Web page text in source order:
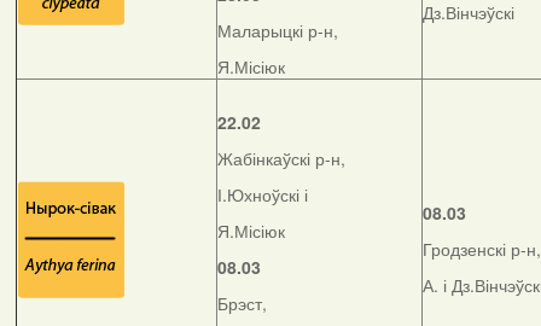
Маларыцкі р-н,
Я.Місіюк
Дз.Вінчэўскі
22.02
Жабінкаўскі р-н,
І.Юхноўскі і
Я.Місіюк
08.03
Брэст,
08.03
Гродзенскі р-н,
А. і